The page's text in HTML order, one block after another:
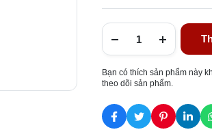
Bạn có thích sản phẩm này
theo dõi sản phẩm.